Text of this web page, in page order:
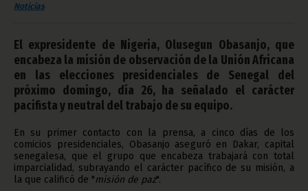
Noticias
El expresidente de Nigeria, Olusegun Obasanjo, que
encabeza la misión de observación de la Unión Africana
en las elecciones presidenciales de Senegal del
próximo domingo, día 26, ha señalado el carácter
pacifista y neutral del trabajo de su equipo.
En su primer contacto con la prensa, a cinco días de los
comicios presidenciales, Obasanjo aseguró en Dakar, capital
senegalesa, que el grupo que encabeza trabajará con total
imparcialidad, subrayando el carácter pacífico de su misión, a
la que calificó de "misión de paz".